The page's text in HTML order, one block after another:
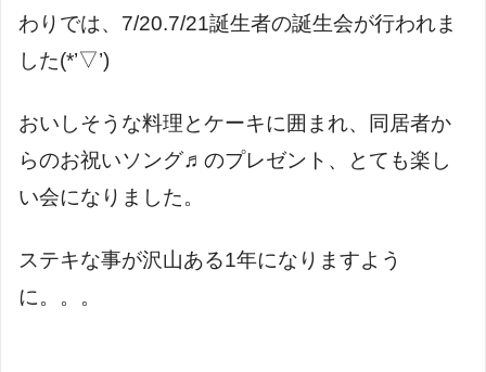
わりでは、 7/20.7/21誕生者の誕生会が行われま
した(*’▽’)
おいしそうな料理とケーキに囲まれ、同居者か
らのお祝いソング♬のプレゼント、とても楽し
い会になりました。
ステキな事が沢山ある1年になりますよう
に。。。